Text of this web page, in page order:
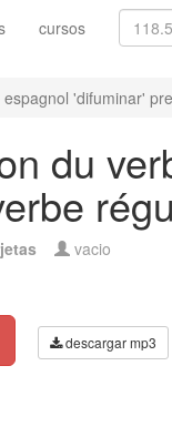
cursos
'difuminar'
du
vacio
descargar mp3